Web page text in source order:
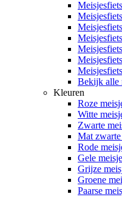
Bekijk alle
Kleuren
Roze
Witte
Zwarte
Mat zwarte
Rode
Gele
Grijze
Groene
Paarse